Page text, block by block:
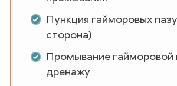
Пункция гайморовых
сторона)
Промывание гайморовой
дренажу